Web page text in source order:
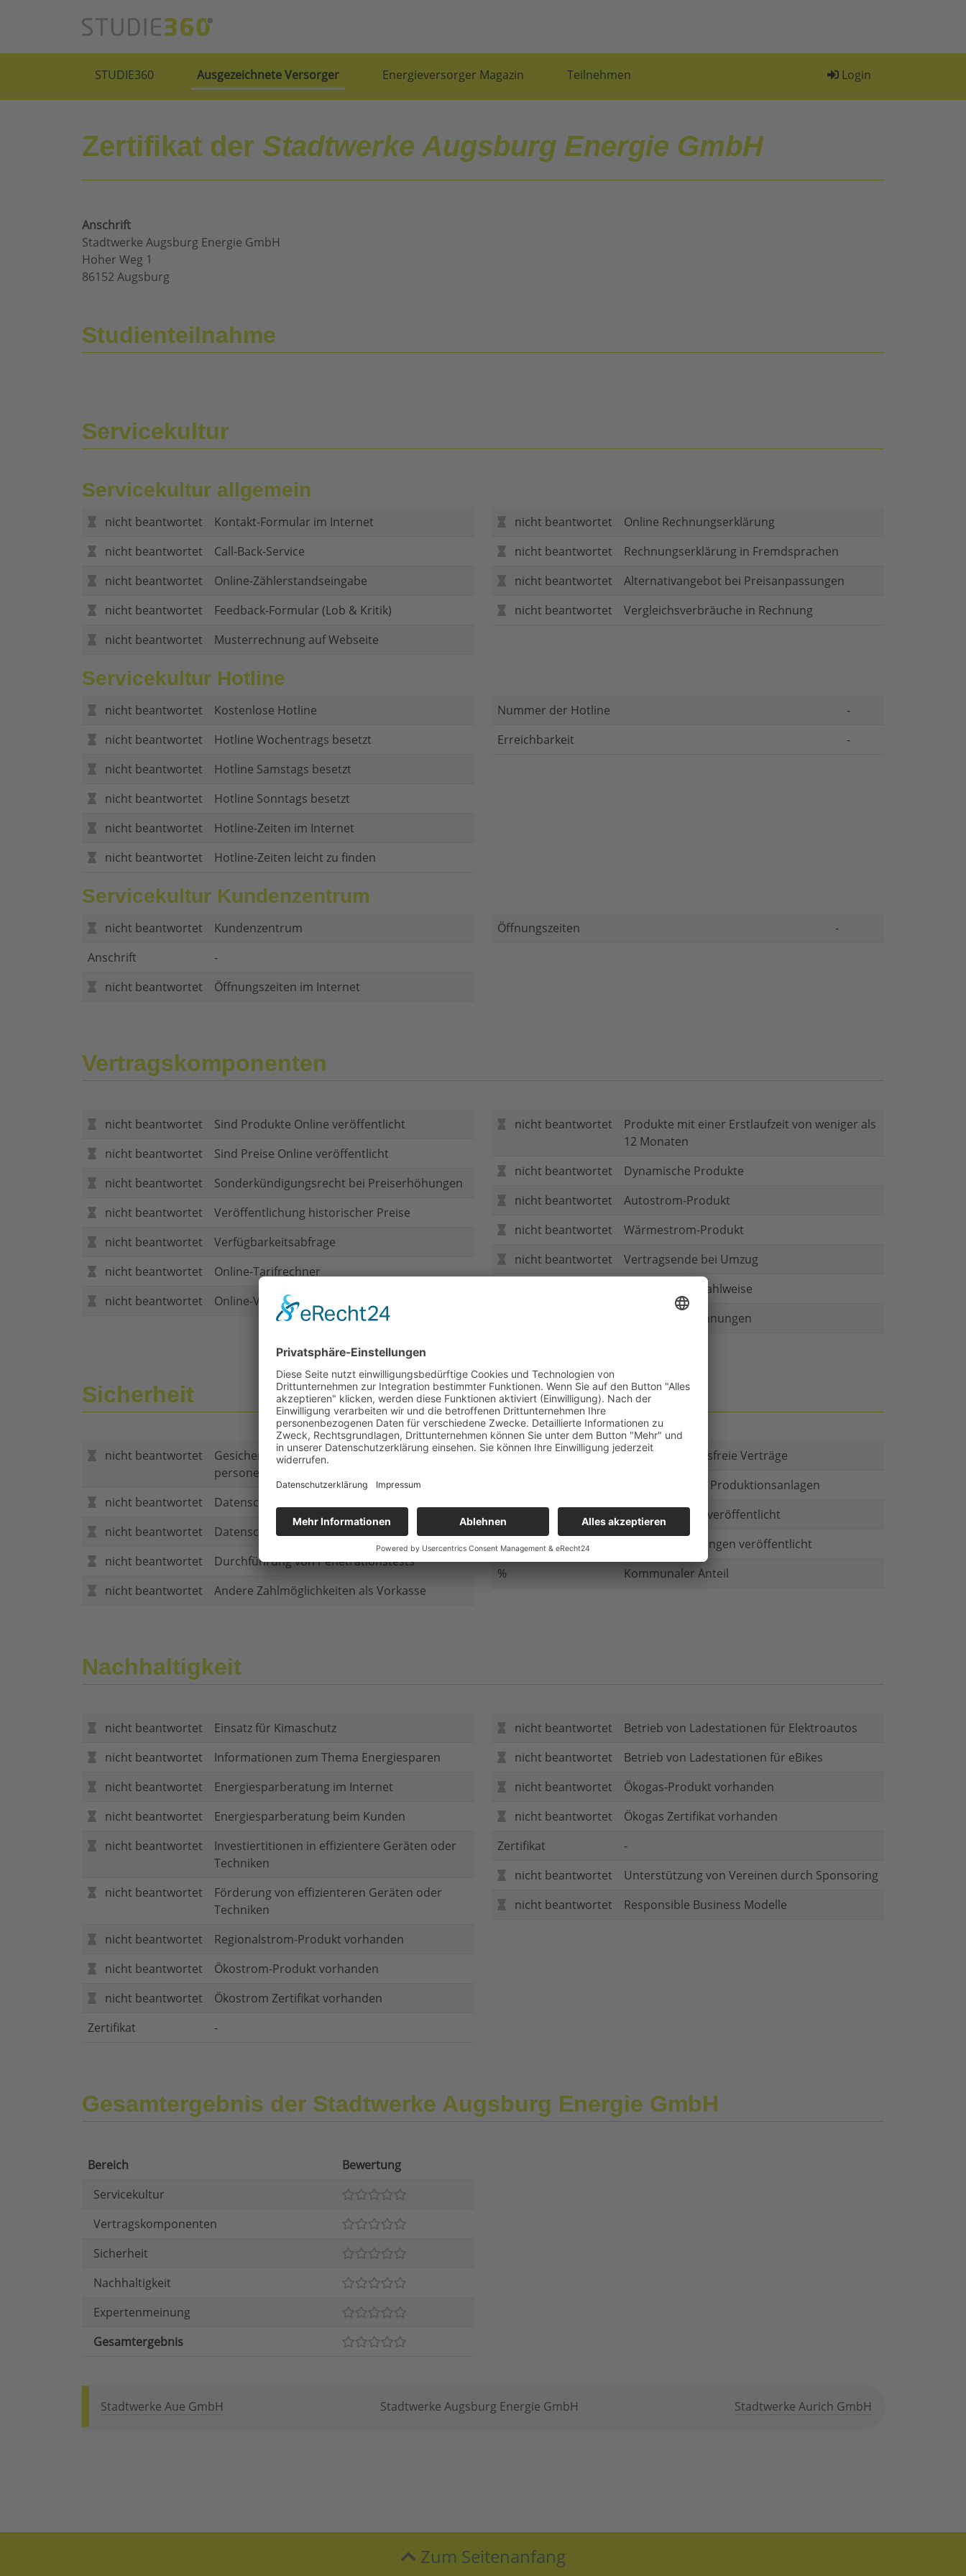
STUDIE360 Ausgezeichnete Versorger Energieversorger Magazin Teilnehmen Login
Zertifikat der Stadtwerke Augsburg Energie GmbH
Anschrift
Stadtwerke Augsburg Energie GmbH
Hoher Weg 1
86152 Augsburg
Studienteilnahme
Servicekultur
Servicekultur allgemein
nicht beantwortet
Kontakt-Formular im Internet
nicht beantwortet
Call-Back-Service
nicht beantwortet
Online-Zählerstandseingabe
nicht beantwortet
Feedback-Formular (Lob & Kritik)
nicht beantwortet
Musterrechnung auf Webseite
nicht beantwortet
Online Rechnungserklärung
nicht beantwortet
Rechnungserklärung in Fremdsprachen
nicht beantwortet
Alternativangebot bei Preisanpassungen
nicht beantwortet
Vergleichsverbräuche in Rechnung
Servicekultur Hotline
nicht beantwortet
Kostenlose Hotline
nicht beantwortet
Hotline Wochentrags besetzt
nicht beantwortet
Hotline Samstags besetzt
nicht beantwortet
Hotline Sonntags besetzt
nicht beantwortet
Hotline-Zeiten im Internet
nicht beantwortet
Hotline-Zeiten leicht zu finden
Nummer der Hotline
-
Erreichbarkeit
-
Servicekultur Kundenzentrum
nicht beantwortet
Kundenzentrum
Anschrift
-
nicht beantwortet
Öffnungszeiten im Internet
Öffnungszeiten -
Vertragskomponenten
nicht beantwortet
Sind Produkte Online veröffentlicht
nicht beantwortet
Sind Preise Online veröffentlicht
nicht beantwortet
Sonderkündigungsrecht bei Preiserhöhungen
nicht beantwortet
Veröffentlichung historischer Preise
nicht beantwortet
Verfügbarkeitsabfrage
nicht beantwortet
Online-Tarifrechner
nicht beantwortet
Online-Vertragsabschluss
nicht beantwortet
Produkte mit einer Erstlaufzeit von weniger als
12 Monaten
nicht beantwortet
Dynamische Produkte
nicht beantwortet
Autostrom-Produkt
nicht beantwortet
Wärmestrom-Produkt
nicht beantwortet
Vertragsende bei Umzug
Mehr als eine Zahlweise
Gedruckte Rechnungen
Sicherheit
nicht beantwortet
Gesicherte Verbindung bei
personenbezogenen Daten
nicht beantwortet
Datenschutzerklärung
nicht beantwortet
Datenschutzerklärung im Internet
nicht beantwortet
Durchführung von Penetrationstests
nicht beantwortet
Andere Zahlmöglichkeiten als Vorkasse
nicht beantwortet
Gibt es Kautionsfreie Verträge
Investitionen in Produktionsanlagen
nicht beantwortet
Geschäftsform veröffentlicht
nicht beantwortet
Firmenbeteiligungen veröffentlicht
%
Kommunaler Anteil
Nachhaltigkeit
nicht beantwortet
Einsatz für Kimaschutz
nicht beantwortet
Informationen zum Thema Energiesparen
nicht beantwortet
Energiesparberatung im Internet
nicht beantwortet
Energiesparberatung beim Kunden
nicht beantwortet
Investiertitionen in effizientere Geräten oder
Techniken
nicht beantwortet
Förderung von effizienteren Geräten oder
Techniken
nicht beantwortet
Regionalstrom-Produkt vorhanden
nicht beantwortet
Ökostrom-Produkt vorhanden
nicht beantwortet
Ökostrom Zertifikat vorhanden
Zertifikat
-
nicht beantwortet
Betrieb von Ladestationen für Elektroautos
nicht beantwortet
Betrieb von Ladestationen für eBikes
nicht beantwortet
Ökogas-Produkt vorhanden
nicht beantwortet
Ökogas Zertifikat vorhanden
Zertifikat
-
nicht beantwortet
Unterstützung von Vereinen durch Sponsoring
nicht beantwortet
Responsible Business Modelle
Gesamtergebnis der Stadtwerke Augsburg Energie GmbH
Bereich
Bewertung
Servicekultur
Vertragskomponenten
Sicherheit
Nachhaltigkeit
Expertenmeinung
Gesamtergebnis
Stadtwerke Aue GmbH Stadtwerke Augsburg Energie GmbH Stadtwerke Aurich GmbH
Zum Seitenanfang